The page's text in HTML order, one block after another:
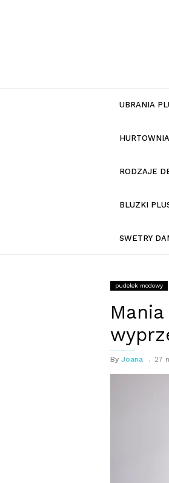
UBRANIA
RODZAJE
BLUZKI
SWETRY
pudelek modowy
By Joana 27